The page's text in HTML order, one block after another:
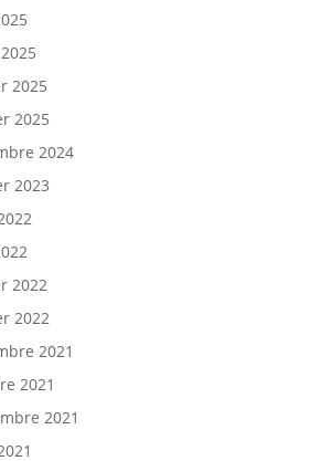
2025
2025
2024
2023
2022
2022
2021
2021
2021